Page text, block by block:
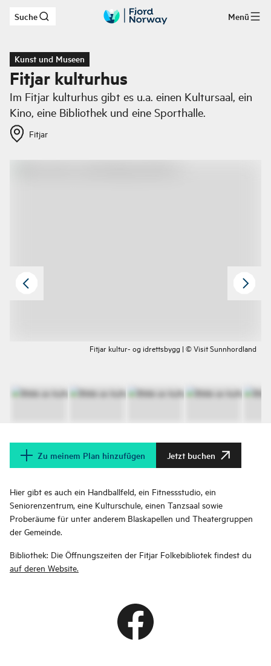
Zum Hauptinhalt
Suche Menü
Kunst und Museen
Fitjar kulturhus
Im Fitjar kulturhus gibt es u.a. einen Kultursaal, ein
Kino, eine Bibliothek und eine Sporthalle.
Fitjar
Fitjar kultur- og idrettsbygg | © Visit Sunnhordland
Zu meinem Plan hinzufügen Jetzt buchen
Hier gibt es auch ein Handballfeld, ein Fitnessstudio, ein
Seniorenzentrum, eine Kulturschule, einen Tanzsaal sowie
Proberäume für unter anderem Blaskapellen und Theatergruppen
der Gemeinde.
Bibliothek: Die Öffnungszeiten der Fitjar Folkebibliotek findest du
auf deren Website.